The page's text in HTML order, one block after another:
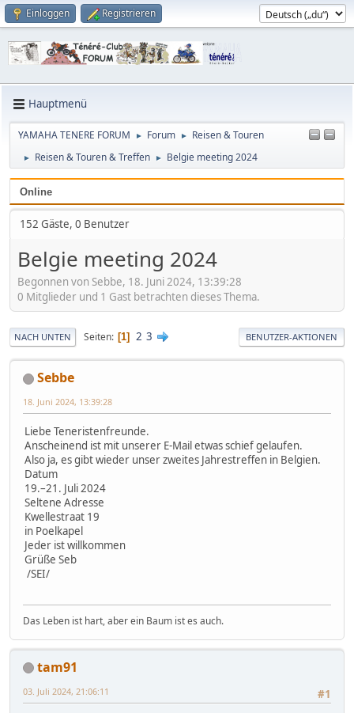
Einloggen Registrieren
Hauptmenü
YAMAHA TENERE FORUM ► Forum ► Reisen & Touren
► Reisen & Touren & Treffen ► Belgie meeting 2024
Online
152 Gäste, 0 Benutzer
Belgie meeting 2024
Begonnen von Sebbe, 18. Juni 2024, 13:39:28
0 Mitglieder und 1 Gast betrachten dieses Thema.
NACH UNTEN Seiten 1 2 3 BENUTZER-AKTIONEN
Sebbe
18. Juni 2024, 13:39:28
Liebe Teneristenfreunde.
Anscheinend ist mit unserer E-Mail etwas schief gelaufen.
Also ja, es gibt wieder unser zweites Jahrestreffen in Belgien.
Datum
19.–21. Juli 2024
Seltene Adresse
Kwellestraat 19
in Poelkapel
Jeder ist willkommen
Grüße Seb
/SEI/
Das Leben ist hart, aber ein Baum ist es auch.
tam91
#1
03. Juli 2024, 21:06:11